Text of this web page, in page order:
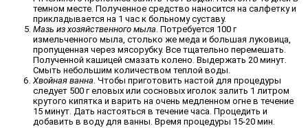
темном месте. Полученное средство наносится на салфетку и
прикладывается на 1 час к больному суставу.
Мазь из хозяйственного мыла. Потребуется 100 г
измельченного мыла, столько же меда и большая луковица,
пропущенная через мясорубку. Все тщательно перемешать.
Полученной кашицей смазать колено. Выдержать 20 минут.
Смыть небольшим количеством теплой воды.
Хвойная ванна. Чтобы приготовить настой для процедуры
следует 500 г еловых или сосновых иголок залить 1 литром
крутого кипятка и варить на очень медленном огне в течение
15 минут. Дать настояться в течение часа. Процедить и
добавить в воду для ванны. Время процедуры 15-20 мин.